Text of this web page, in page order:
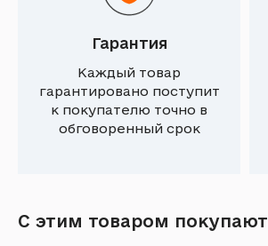
Гарантия
Каждый товар
гарантировано поступит
к покупателю точно в
обговоренный срок
С этим товаром покупают